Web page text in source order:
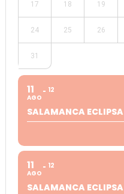
17 18 19
24 25 26
31
11
AGO
12
SALAMANCA ECLIPSA
11
AGO
12
SALAMANCA ECLIPSA